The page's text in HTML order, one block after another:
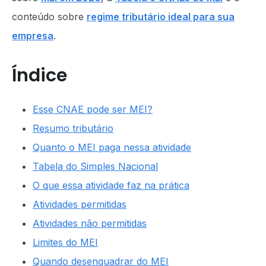
conteúdo sobre regime tributário ideal para sua
empresa.
Índice
Esse CNAE pode ser MEI?
Resumo tributário
Quanto o MEI paga nessa atividade
Tabela do Simples Nacional
O que essa atividade faz na prática
Atividades permitidas
Atividades não permitidas
Limites do MEI
Quando desenquadrar do MEI